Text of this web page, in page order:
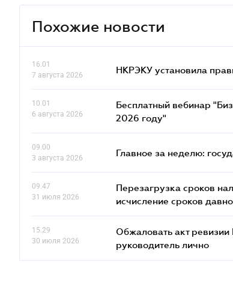
Похожие новости
16.01
7 августа 2026
НКРЭКУ установила
10.01
6 августа 2026
Бесплатный вебинар
2026 году"
09.00
3 августа 2026
Главное за неделю:
09.47
31 июля 2026
Перезагрузка сроков
исчисление сроков
15.29
30 июля 2026
Обжаловать акт ревизии
руководитель лично